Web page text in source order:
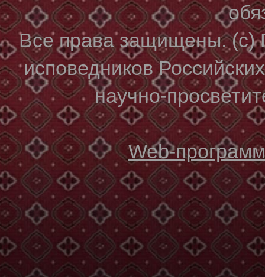
Все права защищены. (с)
исповедников
научно-
Web-